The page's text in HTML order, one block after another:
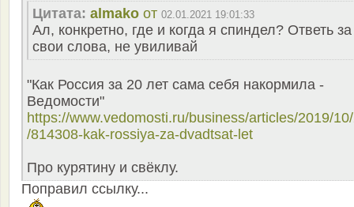
Цитата: almako от 02.01.2021 19:01:33
Ал, конкретно, где и когда я спиндел? Ответь за
свои слова, не увиливай
"Как Россия за 20 лет сама себя накормила -
Ведомости"
https://www.vedomosti.ru/business/articles/2019/
/814308-kak-rossiya-za-dvadtsat-let
Про курятину и свёклу.
Поправил ссылку...